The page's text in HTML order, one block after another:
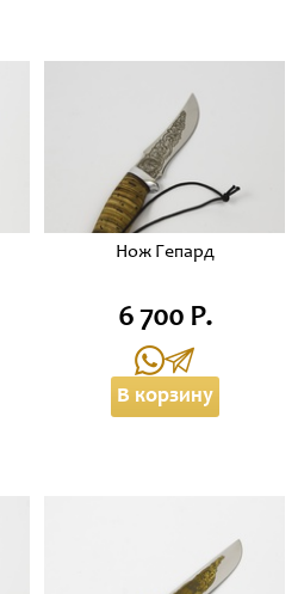
Нож Гепард
6 700 Р.
В корзину